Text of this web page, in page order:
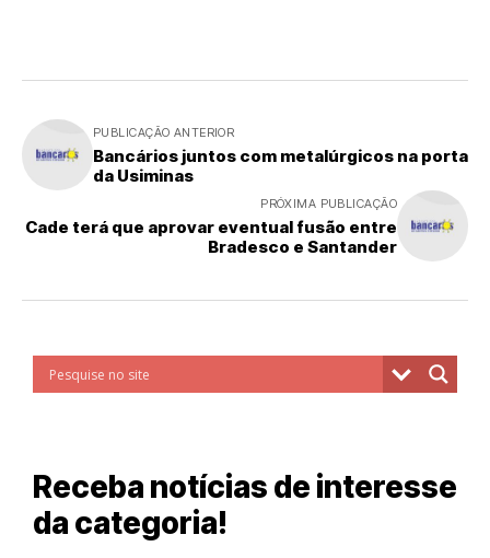
PUBLICAÇÃO ANTERIOR
Bancários juntos com metalúrgicos na porta
da Usiminas
PRÓXIMA PUBLICAÇÃO
Cade terá que aprovar eventual fusão entre
Bradesco e Santander
Receba notícias de interesse
da categoria!